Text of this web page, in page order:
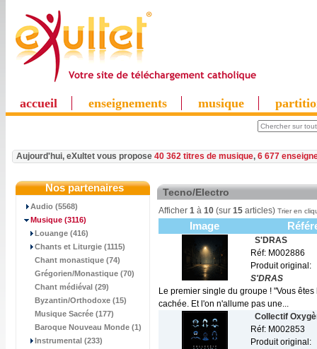
accueil enseignements musique
Aujourd'hui, eXultet vous propose 40 362 titres de musique, 6 677
Nos partenaires
Audio (5568)
Musique (3116)
Louange (416)
Chants et Liturgie (1115)
Chant monastique (74)
Grégorien/Monastique (70)
Chant médiéval (29)
Byzantin/Orthodoxe (15)
Musique Sacrée (177)
Baroque Nouveau Monde (1)
Instrumental (233)
Tecno/Electro
Afficher 1 à 10 (sur 15 articles) Trier en
Image
S'DRAS
Réf: M002886
Produit original:
S'DRAS
Le premier single du groupe ! "Vous
cachée. Et l'on n'allume pas une...
Collectif
Réf: M002853
Produit original: